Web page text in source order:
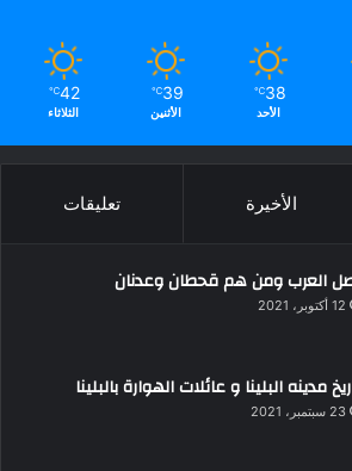
38
℃
الأحد
39
℃
الأثنين
42
℃
الثلاثاء
الأخيرة تعليقات
العرب ومن هم قحطان وعدنان
12 أكتوبر، 2021
مدينه البلينا و عائلات الهوارة بالبلينا
23 سبتمبر، 2021